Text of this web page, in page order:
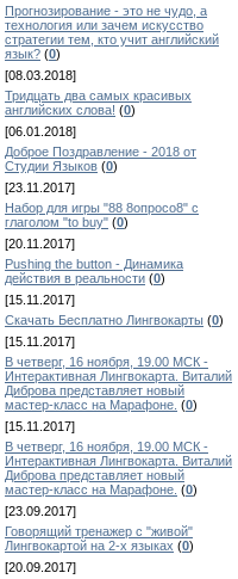
Прогнозирование - это не чудо, а
технология или зачем искусство
стратегии тем, кто учит английский
язык? (0)
[08.03.2018]
Тридцать два самых красивых
английских слова! (0)
[06.01.2018]
Доброе Поздравление - 2018 от
Студии Языков (0)
[23.11.2017]
Набор для игры "88 8опросо8" с
глаголом "to buy" (0)
[20.11.2017]
Pushing the button - Динамика
действия в реальности (0)
[15.11.2017]
Скачать Бесплатно Лингвокарты (0)
[15.11.2017]
В четверг, 16 ноября, 19.00 МСК -
Интерактивная Лингвокарта. Виталий
Диброва представляет новый
мастер-класс на Марафоне. (0)
[15.11.2017]
В четверг, 16 ноября, 19.00 МСК -
Интерактивная Лингвокарта. Виталий
Диброва представляет новый
мастер-класс на Марафоне. (0)
[23.09.2017]
Говорящий тренажер с "живой"
Лингвокартой на 2-х языках (0)
[20.09.2017]